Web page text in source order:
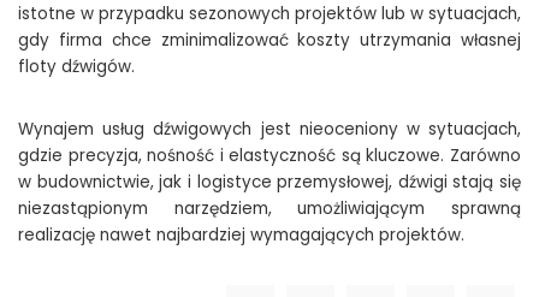
istotne w przypadku sezonowych projektów lub w sytuacjach,
gdy firma chce zminimalizować koszty utrzymania własnej
floty dźwigów.
Wynajem usług dźwigowych jest nieoceniony w sytuacjach,
gdzie precyzja, nośność i elastyczność są kluczowe. Zarówno
w budownictwie, jak i logistyce przemysłowej, dźwigi stają się
niezastąpionym narzędziem, umożliwiającym sprawną
realizację nawet najbardziej wymagających projektów.